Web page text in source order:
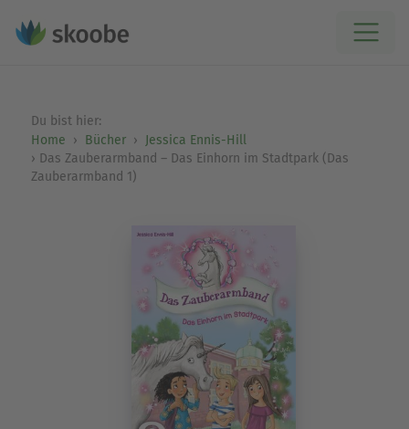
Du bist hier:
Home
Bücher
Jessica Ennis-Hill
Das Zauberarmband – Das Einhorn im Stadtpark (Das
Zauberarmband 1)